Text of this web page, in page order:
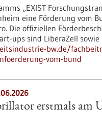
„EXIST
eine Förderung vom
Die offiziellen
ups sind LiberaZell sowie
bw.de/
vom-bund
erstmals am